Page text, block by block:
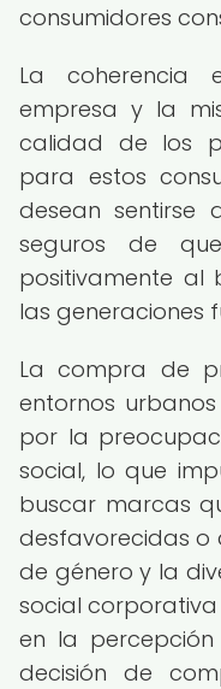
consumidores
La coherencia
empresa y la
calidad de los
para estos
desean sentirse
seguros de
positivamente al
las generaciones
La compra de
entornos
por la
social, lo que
buscar marcas
desfavorecidas o
de género y la
social
en la
decisión de